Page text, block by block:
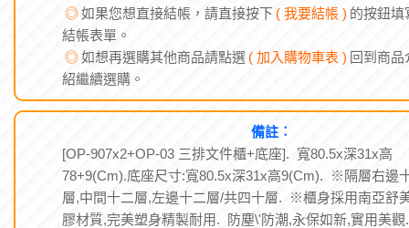
◎如果您想直接結帳，請直接按下 ( 我要結帳 ) 的按鈕填
結帳表單。
◎如想再選購其他商品請點選 ( 加入購物車表 ) 回到商品
紹繼續選購。
備註︰
[OP-907x2+OP-03 三排文件櫃+底座]. 寬80.5x深31x高
78+9(Cm).底座尺寸:寬80.5x深31x高9(Cm). ※隔層右邊
層,中間十二層,左邊十二層/共四十層. ※櫃身採用南亞舒
膠材質,完美塑身精製耐用. 防塵\'防潮,永保如新,實用美觀